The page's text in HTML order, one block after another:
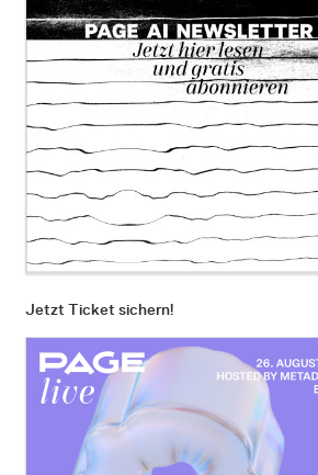
Jetzt Ticket sichern!